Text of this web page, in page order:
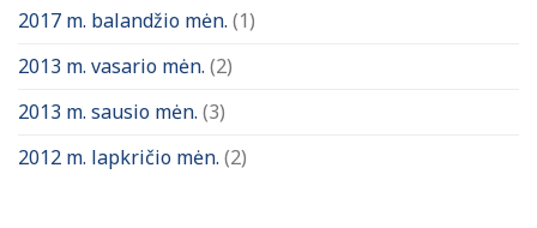
2017 m. balandžio mėn. (1)
2013 m. vasario mėn. (2)
2013 m. sausio mėn. (3)
2012 m. lapkričio mėn. (2)